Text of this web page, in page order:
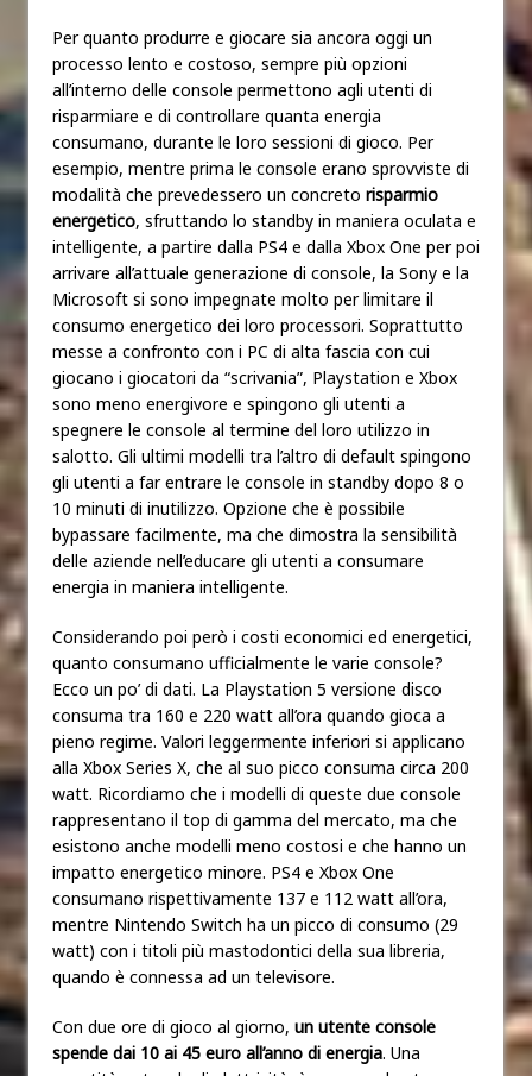
Per quanto produrre e giocare sia ancora oggi un
processo lento e costoso, sempre più opzioni
all’interno delle console permettono agli utenti di
risparmiare e di controllare quanta energia
consumano, durante le loro sessioni di gioco. Per
esempio, mentre prima le console erano sprovviste di
modalità che prevedessero un concreto risparmio
energetico, sfruttando lo standby in maniera oculata e
intelligente, a partire dalla PS4 e dalla Xbox One per poi
arrivare all’attuale generazione di console, la Sony e la
Microsoft si sono impegnate molto per limitare il
consumo energetico dei loro processori. Soprattutto
messe a confronto con i PC di alta fascia con cui
giocano i giocatori da “scrivania”, Playstation e Xbox
sono meno energivore e spingono gli utenti a
spegnere le console al termine del loro utilizzo in
salotto. Gli ultimi modelli tra l’altro di default spingono
gli utenti a far entrare le console in standby dopo 8 o
10 minuti di inutilizzo. Opzione che è possibile
bypassare facilmente, ma che dimostra la sensibilità
delle aziende nell’educare gli utenti a consumare
energia in maniera intelligente.
Considerando poi però i costi economici ed energetici,
quanto consumano ufficialmente le varie console?
Ecco un po’ di dati. La Playstation 5 versione disco
consuma tra 160 e 220 watt all’ora quando gioca a
pieno regime. Valori leggermente inferiori si applicano
alla Xbox Series X, che al suo picco consuma circa 200
watt. Ricordiamo che i modelli di queste due console
rappresentano il top di gamma del mercato, ma che
esistono anche modelli meno costosi e che hanno un
impatto energetico minore. PS4 e Xbox One
consumano rispettivamente 137 e 112 watt all’ora,
mentre Nintendo Switch ha un picco di consumo (29
watt) con i titoli più mastodontici della sua libreria,
quando è connessa ad un televisore.
Con due ore di gioco al giorno, un utente console
spende dai 10 ai 45 euro all’anno di energia. Una